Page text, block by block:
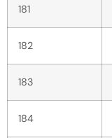
181
182
183
184